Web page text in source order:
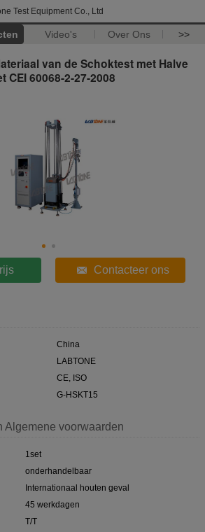
Test Equipment Co., Ltd
Video's Over Ons >>
van de Schoktest met Halve
60068-2-27-2008
Contacteer ons
China
LABTONE
CE, ISO
G-HSKT15
Algemene voorwaarden
1set
onderhandelbaar
Internationaal houten geval
45 werkdagen
T/T